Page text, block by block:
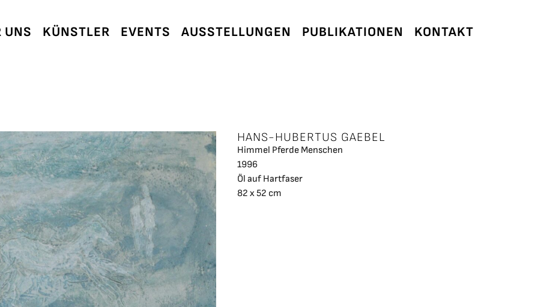
UNS KÜNSTLER EVENTS AUSSTELLUNGEN PUBLIKATIONEN KONTAKT
HANS-HUBERTUS GAEBEL
Himmel Pferde Menschen
1996
Öl auf Hartfaser
82 x 52 cm